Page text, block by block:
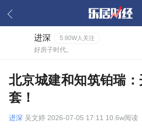
进深 5.90W人关注
好房子时代。
北京城建和知筑铂瑞
套！
进深 吴文婷 2026-07-05 17:11 10.6w阅读